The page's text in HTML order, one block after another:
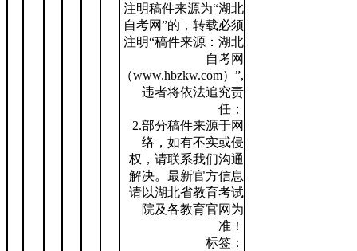
注明稿件来源为“湖北
自考网”的，转载必须
注明“稿件来源：湖北
自考网
（www.hbzkw.com）”,
违者将依法追究责
任；
2.部分稿件来源于网
络，如有不实或侵
权，请联系我们沟通
解决。最新官方信息
请以湖北省教育考试
院及各教育官网为
准！
标签：